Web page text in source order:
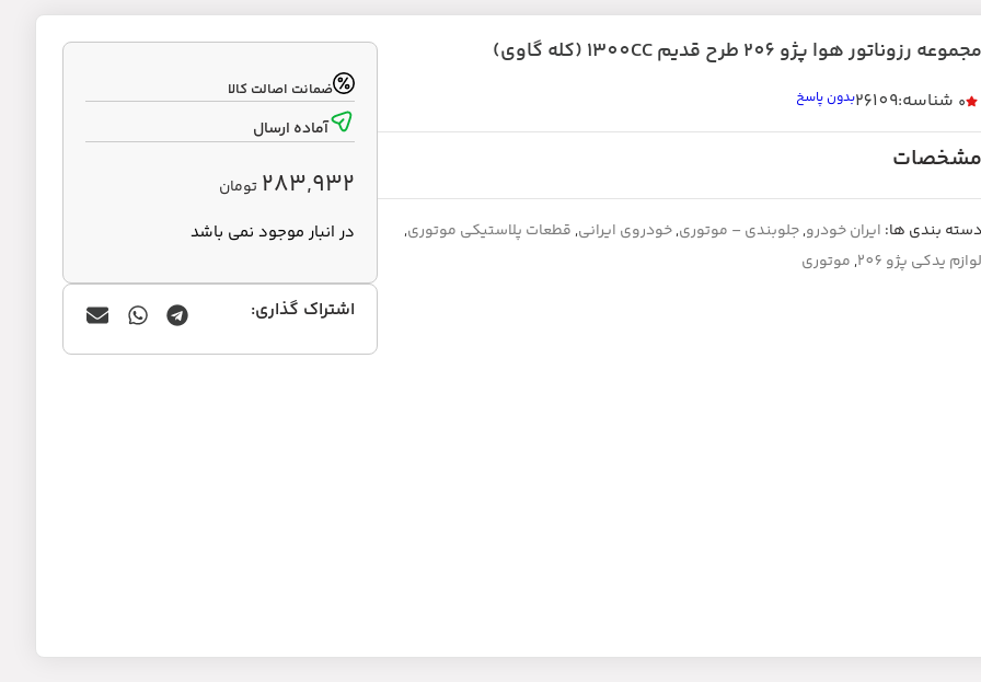
مجموعه رزوناتور هوا پژو 206 طرح قدیم 1300CC (کله گاوی)
0 شناسه:26109 بدون پاسخ
مشخصات
دسته بندی ها: ایران خودرو,جلوبندی – موتوری,خودروی ایرانی,قطعات پلاستیکی موتوری,
لوازم یدکی پژو 206
,موتوری
ضمانت اصالت کالا
آماده ارسال
283,932 تومان
در انبار موجود نمی باشد
اشتراک گذاری: